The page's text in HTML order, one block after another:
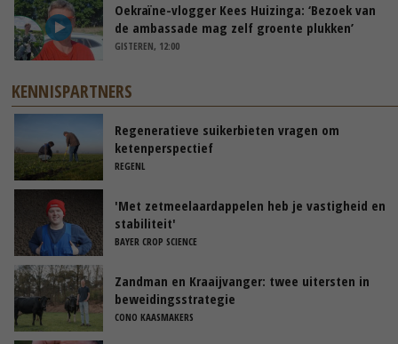
Oekraïne-vlogger Kees Huizinga: ‘Bezoek van
de ambassade mag zelf groente plukken’
GISTEREN, 12:00
KENNISPARTNERS
Regeneratieve suikerbieten vragen om
ketenperspectief
REGENL
'Met zetmeelaardappelen heb je vastigheid en
stabiliteit'
BAYER CROP SCIENCE
Zandman en Kraaijvanger: twee uitersten in
beweidingsstrategie
CONO KAASMAKERS